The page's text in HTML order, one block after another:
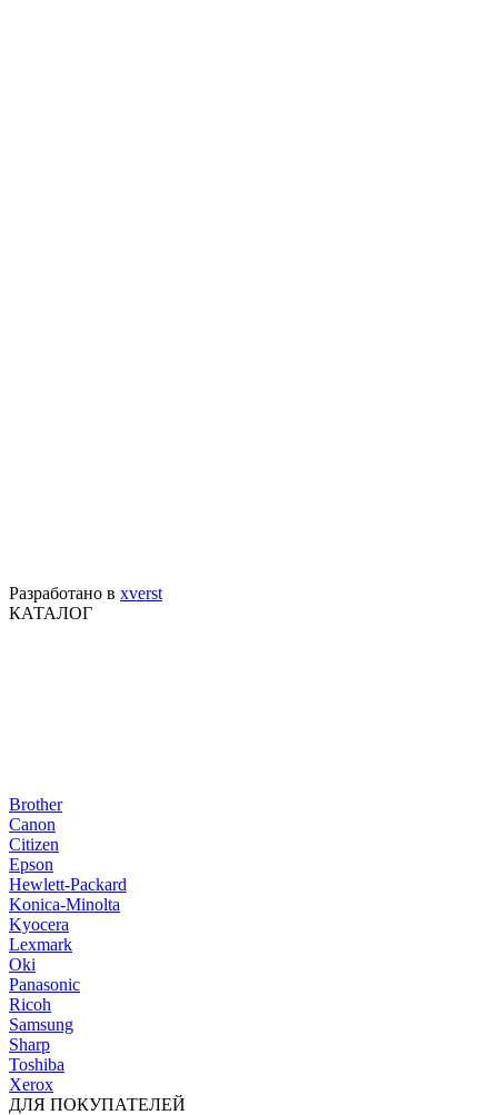
Разработано в xverst
КАТАЛОГ
Brother
Canon
Citizen
Epson
Hewlett-Packard
Konica-Minolta
Kyocera
Lexmark
Oki
Panasonic
Ricoh
Samsung
Sharp
Toshiba
Xerox
ДЛЯ ПОКУПАТЕЛЕЙ